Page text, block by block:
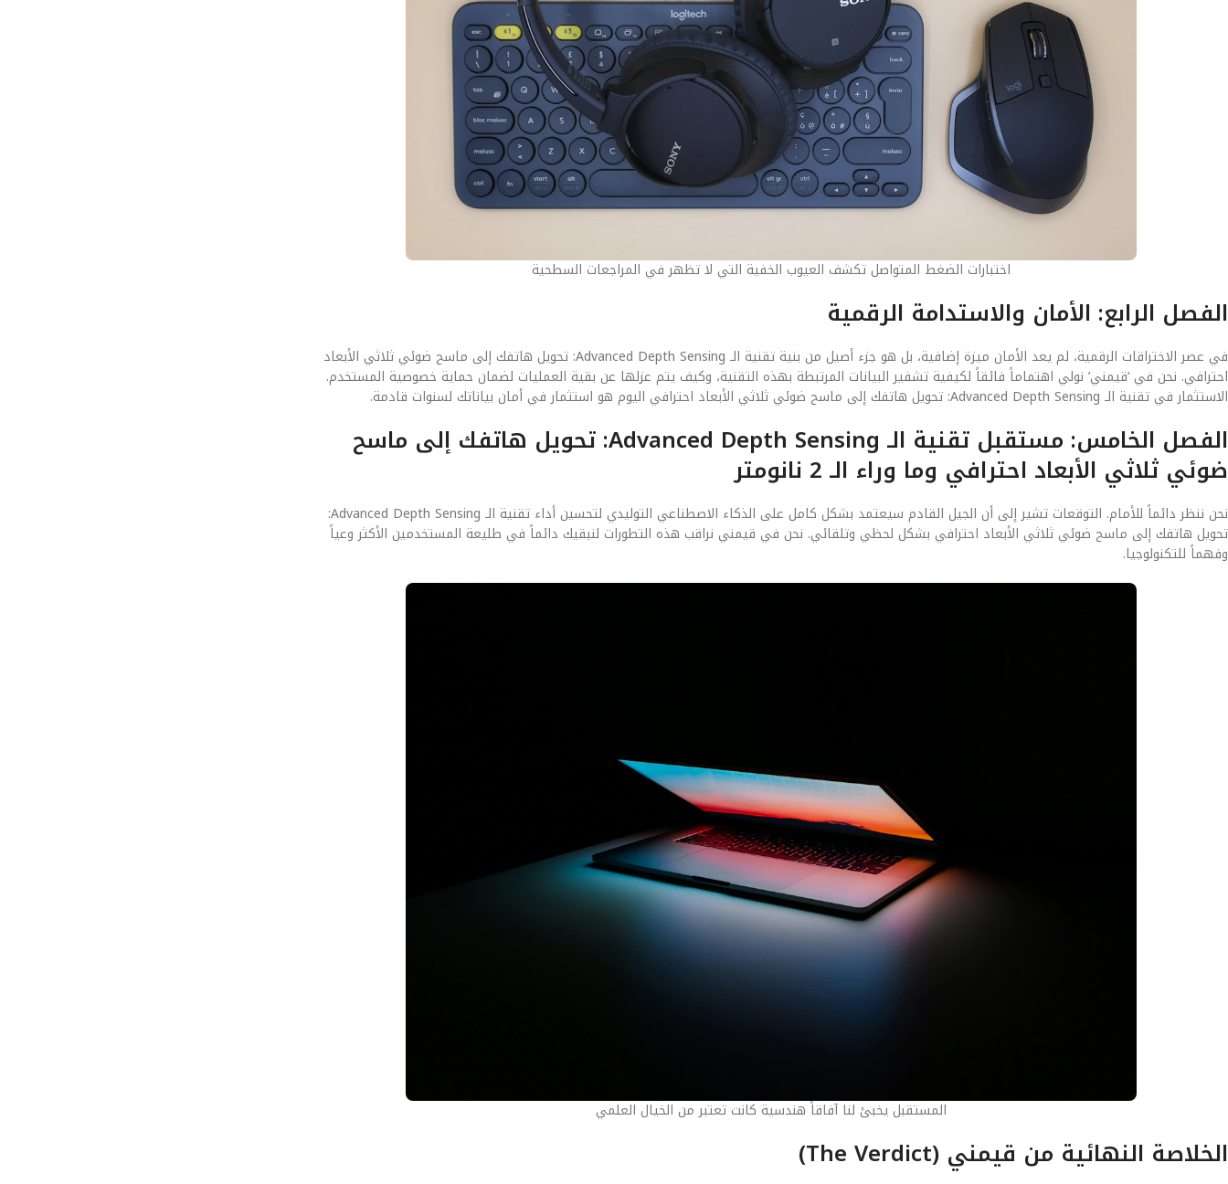
اختبارات الضغط المتواصل تكشف العيوب الخفية التي لا تظهر في المراجعات السطحية
الفصل الرابع: الأمان والاستدامة الرقمية
في عصر الاختراقات الرقمية، لم يعد الأمان ميزة إضافية، بل هو جزء أصيل من بنية تقنية الـ Advanced Depth Sensing: تحويل هاتفك إلى ماسح ضوئي ثلاثي الأبعاد
احترافي. نحن في ‘قيمني’ نولي اهتماماً فائقاً لكيفية تشفير البيانات المرتبطة بهذه التقنية، وكيف يتم عزلها عن بقية العمليات لضمان حماية خصوصية المستخدم.
الاستثمار في تقنية الـ Advanced Depth Sensing: تحويل هاتفك إلى ماسح ضوئي ثلاثي الأبعاد احترافي اليوم هو استثمار في أمان بياناتك لسنوات قادمة.
الفصل الخامس: مستقبل تقنية الـ Advanced Depth Sensing: تحويل هاتفك إلى ماسح
ضوئي ثلاثي الأبعاد احترافي وما وراء الـ 2 نانومتر
نحن ننظر دائماً للأمام. التوقعات تشير إلى أن الجيل القادم سيعتمد بشكل كامل على الذكاء الاصطناعي التوليدي لتحسين أداء تقنية الـ Advanced Depth Sensing:
تحويل هاتفك إلى ماسح ضوئي ثلاثي الأبعاد احترافي بشكل لحظي وتلقائي. نحن في قيمني نراقب هذه التطورات لنبقيك دائماً في طليعة المستخدمين الأكثر وعياً
وفهماً للتكنولوجيا.
المستقبل يخبئ لنا آفاقاً هندسية كانت تعتبر من الخيال العلمي
الخلاصة النهائية من قيمني (The Verdict)